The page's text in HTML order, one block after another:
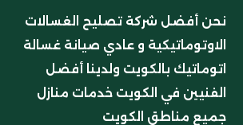
نحن أفضل شركة تصليح الغسالات
الاوتوماتيكية و عادي صيانة غسالة
اتوماتيك بالكويت ولدينا أفضل
الفنيين في الكويت خدمات منازل
جميع مناطق الكويت